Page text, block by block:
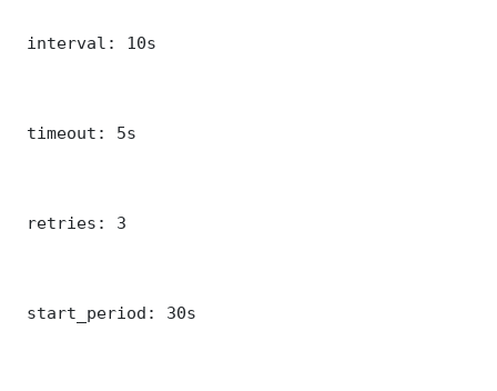
interval: 10s
timeout: 5s
retries: 3
start_period: 30s